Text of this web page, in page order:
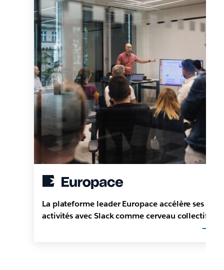
La plateforme leader Europace accélère ses
activités avec Slack comme cerveau collectif